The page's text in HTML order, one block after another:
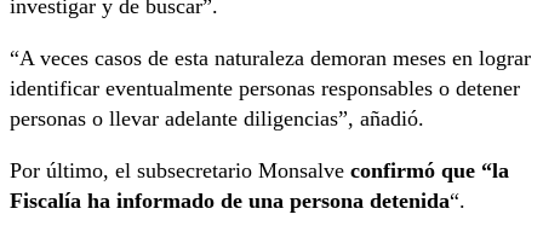
investigar y de buscar”.
“A veces casos de esta naturaleza demoran meses en lograr
identificar eventualmente personas responsables o detener
personas o llevar adelante diligencias”, añadió.
Por último, el subsecretario Monsalve confirmó que “la
Fiscalía ha informado de una persona detenida“.